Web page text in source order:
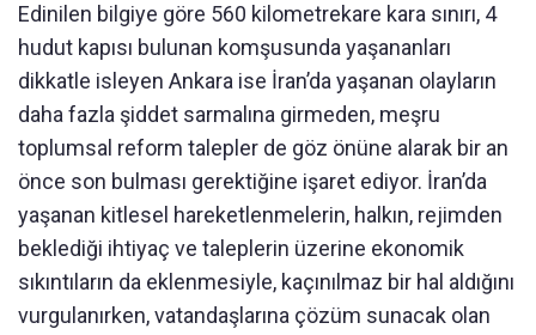
Edinilen bilgiye göre 560 kilometrekare kara sınırı, 4
hudut kapısı bulunan komşusunda yaşananları
dikkatle isleyen Ankara ise İran’da yaşanan olayların
daha fazla şiddet sarmalına girmeden, meşru
toplumsal reform talepler de göz önüne alarak bir an
önce son bulması gerektiğine işaret ediyor. İran’da
yaşanan kitlesel hareketlenmelerin, halkın, rejimden
beklediği ihtiyaç ve taleplerin üzerine ekonomik
sıkıntıların da eklenmesiyle, kaçınılmaz bir hal aldığını
vurgulanırken, vatandaşlarına çözüm sunacak olan